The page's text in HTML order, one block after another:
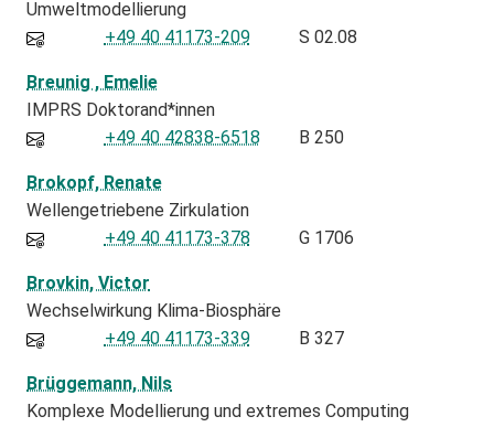
Umweltmodellierung
+49 40 41173-209
S 02.08
Breunig , Emelie
IMPRS Doktorand*innen
+49 40 42838-6518
B 250
Brokopf, Renate
Wellengetriebene Zirkulation
+49 40 41173-378
G 1706
Brovkin, Victor
Wechselwirkung Klima-Biosphäre
+49 40 41173-339
B 327
Brüggemann, Nils
Komplexe Modellierung und extremes Computing